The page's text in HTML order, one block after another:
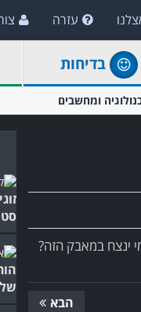
עזרה
בדיחות
ומחשבים
ינצח במאבק הזה?
הבא
של